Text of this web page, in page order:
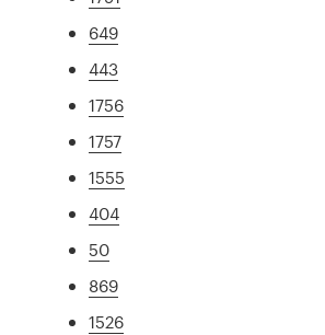
649
443
1756
1757
1555
404
50
869
1526